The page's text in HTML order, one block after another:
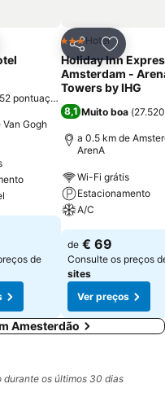
aos favoritos
pontuações
Van Gogh
de
Partilhar
3 Estrelas
Hotel
Holiday Inn
Amsterdam -
Towers by IHG
8,1 Muito boa (
a 0.5 km de
ArenA
Wi-Fi grátis
Estacionamento
A/C
de € 69
Consulte os preços
sites
Ver preços
Amesterdão
durante os últimos 30 dias